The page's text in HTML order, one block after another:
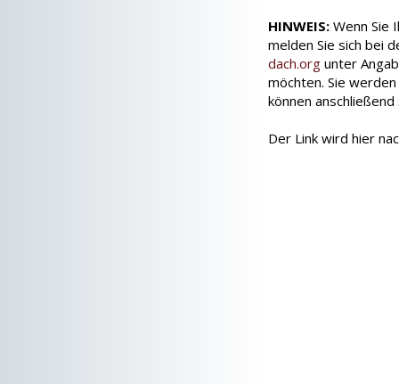
HINWEIS: Wenn Sie
melden Sie sich bei
dach.org unter
möchten. Sie
können
Der Link wird hier